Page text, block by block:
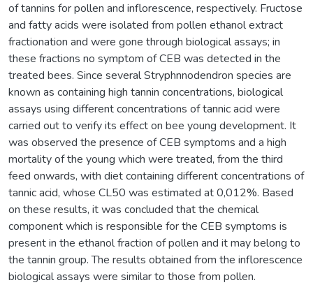
of tannins for pollen and inflorescence, respectively. Fructose
and fatty acids were isolated from pollen ethanol extract
fractionation and were gone through biological assays; in
these fractions no symptom of CEB was detected in the
treated bees. Since several Stryphnnodendron species are
known as containing high tannin concentrations, biological
assays using different concentrations of tannic acid were
carried out to verify its effect on bee young development. It
was observed the presence of CEB symptoms and a high
mortality of the young which were treated, from the third
feed onwards, with diet containing different concentrations of
tannic acid, whose CL50 was estimated at 0,012%. Based
on these results, it was concluded that the chemical
component which is responsible for the CEB symptoms is
present in the ethanol fraction of pollen and it may belong to
the tannin group. The results obtained from the inflorescence
biological assays were similar to those from pollen.